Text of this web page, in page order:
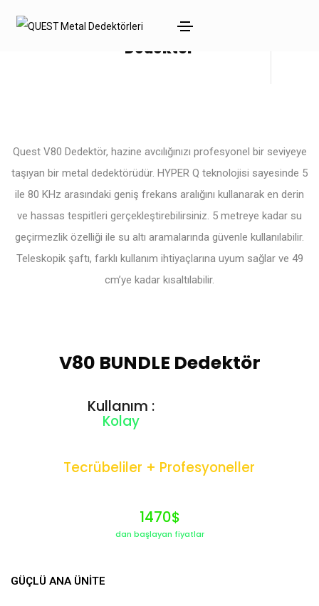
Quest V80 BUNDLE
Dedektör
Quest V80 Dedektör, hazine avcılığınızı profesyonel bir seviyeye
taşıyan bir metal dedektörüdür. HYPER Q teknolojisi sayesinde 5
ile 80 KHz arasındaki geniş frekans aralığını kullanarak en derin
ve hassas tespitleri gerçekleştirebilirsiniz. 5 metreye kadar su
geçirmezlik özelliği ile su altı aramalarında güvenle kullanılabilir.
Teleskopik şaftı, farklı kullanım ihtiyaçlarına uyum sağlar ve 49
cm’ye kadar kısaltılabilir.
V80 BUNDLE Dedektör
Kullanım :
Kolay
Tecrübeliler + Profesyoneller
1470$
dan başlayan fiyatlar
GÜÇLÜ ANA ÜNİTE